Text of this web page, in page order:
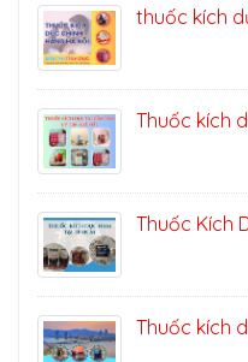
thuốc kích
Thuốc kích
Thuốc Kích
Thuốc kích